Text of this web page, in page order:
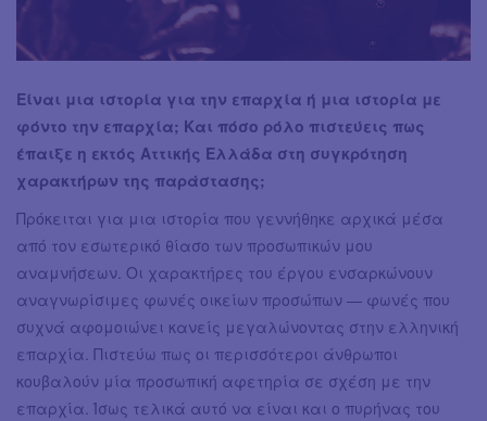
Είναι μια ιστορία για την επαρχία ή μια ιστορία με
φόντο την επαρχία; Και πόσο ρόλο πιστεύεις πως
έπαιξε η εκτός Αττικής Ελλάδα στη συγκρότηση
χαρακτήρων της παράστασης;
Πρόκειται για μια ιστορία που γεννήθηκε αρχικά μέσα
από τον εσωτερικό θίασο των προσωπικών μου
αναμνήσεων. Οι χαρακτήρες του έργου ενσαρκώνουν
αναγνωρίσιμες φωνές οικείων προσώπων — φωνές που
συχνά αφομοιώνει κανείς μεγαλώνοντας στην ελληνική
επαρχία. Πιστεύω πως οι περισσότεροι άνθρωποι
κουβαλούν μία προσωπική αφετηρία σε σχέση με την
επαρχία. Ίσως τελικά αυτό να είναι και ο πυρήνας του